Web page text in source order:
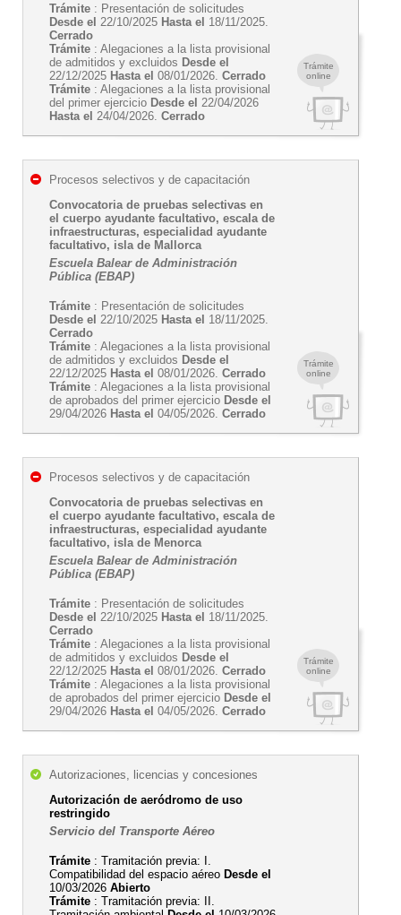
Trámite
online
Trámite : Presentación de solicitudes
Desde el 22/10/2025 Hasta el 18/11/2025.
Cerrado
Trámite : Alegaciones a la lista provisional
de admitidos y excluidos Desde el
22/12/2025 Hasta el 08/01/2026. Cerrado
Trámite : Alegaciones a la lista provisional
del primer ejercicio Desde el 22/04/2026
Hasta el 24/04/2026. Cerrado
Trámite
online
Procesos selectivos y de capacitación
Convocatoria de pruebas selectivas en
el cuerpo ayudante facultativo, escala de
infraestructuras, especialidad ayudante
facultativo, isla de Mallorca
Escuela Balear de Administración
Pública (EBAP)
Trámite : Presentación de solicitudes
Desde el 22/10/2025 Hasta el 18/11/2025.
Cerrado
Trámite : Alegaciones a la lista provisional
de admitidos y excluidos Desde el
22/12/2025 Hasta el 08/01/2026. Cerrado
Trámite : Alegaciones a la lista provisional
de aprobados del primer ejercicio Desde el
29/04/2026 Hasta el 04/05/2026. Cerrado
Trámite
online
Procesos selectivos y de capacitación
Convocatoria de pruebas selectivas en
el cuerpo ayudante facultativo, escala de
infraestructuras, especialidad ayudante
facultativo, isla de Menorca
Escuela Balear de Administración
Pública (EBAP)
Trámite : Presentación de solicitudes
Desde el 22/10/2025 Hasta el 18/11/2025.
Cerrado
Trámite : Alegaciones a la lista provisional
de admitidos y excluidos Desde el
22/12/2025 Hasta el 08/01/2026. Cerrado
Trámite : Alegaciones a la lista provisional
de aprobados del primer ejercicio Desde el
29/04/2026 Hasta el 04/05/2026. Cerrado
Autorizaciones, licencias y concesiones
Autorización de aeródromo de uso
restringido
Servicio del Transporte Aéreo
Trámite : Tramitación previa: I.
Compatibilidad del espacio aéreo Desde el
10/03/2026 Abierto
Trámite : Tramitación previa: II.